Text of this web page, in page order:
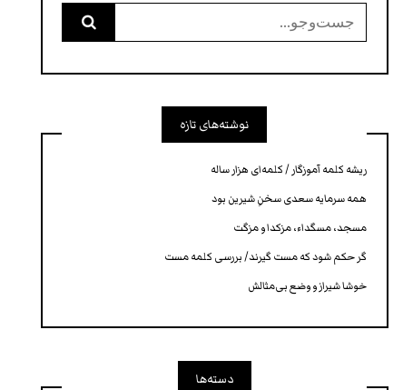
برای:
نوشته‌های تازه
ریشه کلمه آموزگار / کلمه‌ای هزار ساله
همه سرمایه‌ سعدی سخنِ شیرین بود
مسجد، مسگداء، مزکدا و مزگت
گر حکم شود که مست گیرند/ بررسی کلمه‌ مست
خوشا شیراز و وضع بی‌مثالش
دسته‌ها